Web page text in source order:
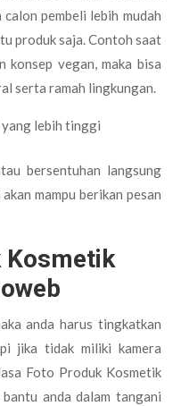
pembeli lebih mudah
produk saja. Contoh saat
konsep vegan, maka bisa
serta ramah lingkungan.
lebih tinggi
bersentuhan langsung
mampu berikan pesan
Kosmetik
anda harus tingkatkan
jika tidak miliki kamera
Foto Produk Kosmetik
anda dalam tangani